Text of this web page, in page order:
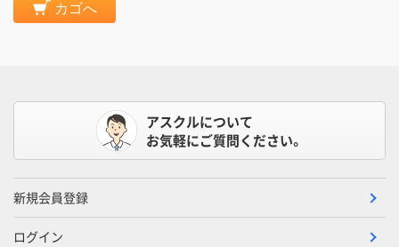
カゴへ
アスクルについて
お気軽にご質問ください。
新規会員登録
ログイン